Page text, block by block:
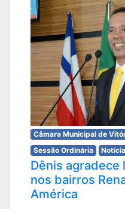
Câmara Municipal de
Sessão Ordinária
Notícia
Dênis agradece
nos bairros
América